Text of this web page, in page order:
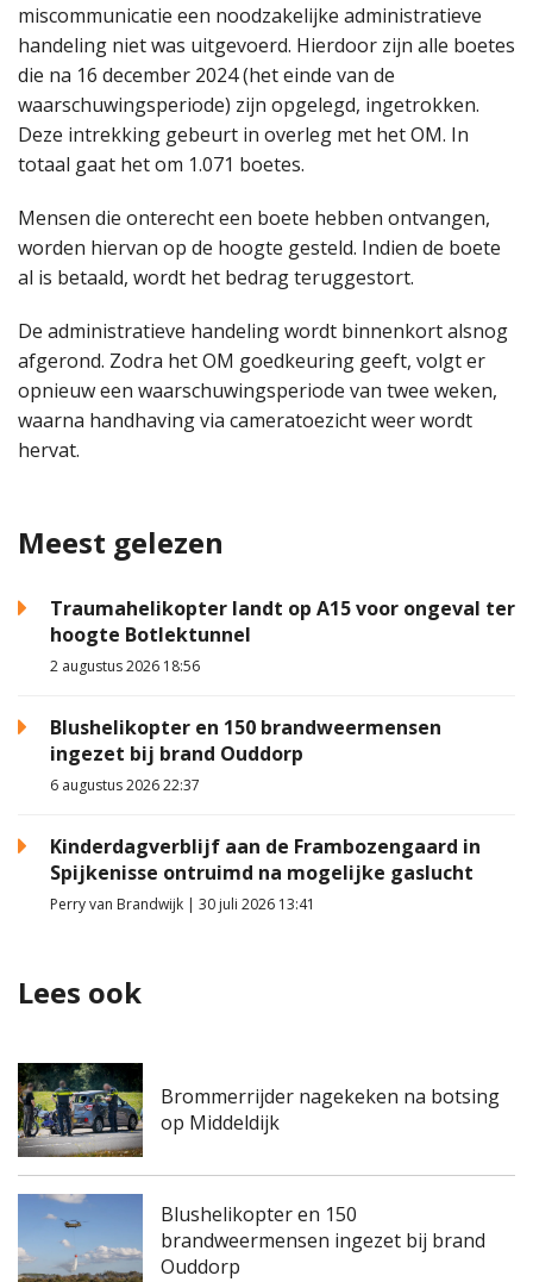
miscommunicatie een noodzakelijke administratieve
handeling niet was uitgevoerd. Hierdoor zijn alle boetes
die na 16 december 2024 (het einde van de
waarschuwingsperiode) zijn opgelegd, ingetrokken.
Deze intrekking gebeurt in overleg met het OM. In
totaal gaat het om 1.071 boetes.
Mensen die onterecht een boete hebben ontvangen,
worden hiervan op de hoogte gesteld. Indien de boete
al is betaald, wordt het bedrag teruggestort.
De administratieve handeling wordt binnenkort alsnog
afgerond. Zodra het OM goedkeuring geeft, volgt er
opnieuw een waarschuwingsperiode van twee weken,
waarna handhaving via cameratoezicht weer wordt
hervat.
Meest gelezen
Traumahelikopter landt op A15 voor ongeval ter
hoogte Botlektunnel
2 augustus 2026 18:56
Blushelikopter en 150 brandweermensen
ingezet bij brand Ouddorp
6 augustus 2026 22:37
Kinderdagverblijf aan de Frambozengaard in
Spijkenisse ontruimd na mogelijke gaslucht
Perry van Brandwijk | 30 juli 2026 13:41
Lees ook
Brommerrijder nagekeken na botsing
op Middeldijk
Blushelikopter en 150
brandweermensen ingezet bij brand
Ouddorp